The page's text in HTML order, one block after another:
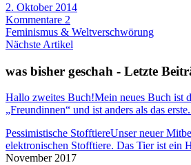
2. Oktober 2014
Kommentare 2
Feminismus & Weltverschwörung
Nächste Artikel
was bisher geschah - Letzte
Hallo zweites Buch!Mein neues Buch ist
„Freundinnen“ und ist anders als das
Pessimistische StofftiereUnser neuer
elektronischen Stofftiere. Das Tier ist ein
November 2017